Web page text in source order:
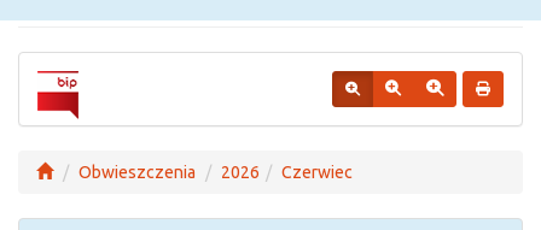
Obwieszczenia 2026 Czerwiec